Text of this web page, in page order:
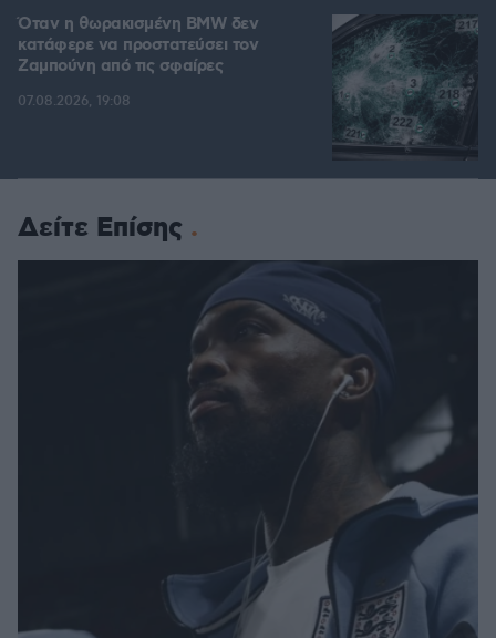
Όταν η θωρακισμένη BMW δεν
κατάφερε να προστατεύσει τον
Ζαμπούνη από τις σφαίρες
07.08.2026, 19:08
Δείτε Επίσης